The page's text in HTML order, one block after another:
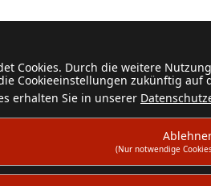
Cookies. Durch die weitere
Cookieeinstellungen zukünftig
erhalten Sie in unserer
(Nur notwendige